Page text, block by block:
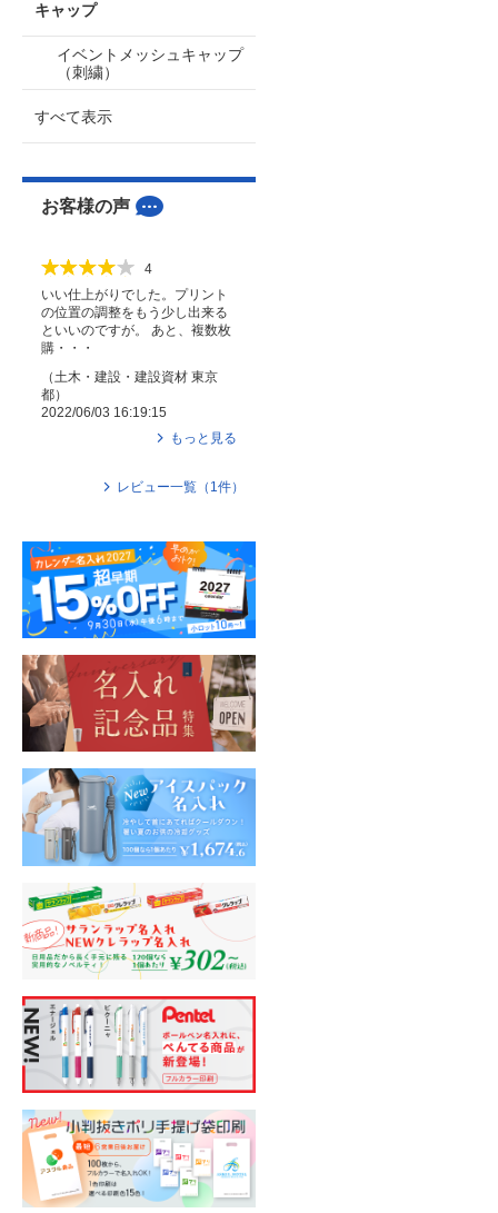
キャップ
イベントメッシュキャップ
（刺繍）
すべて表示
お客様の声
4
いい仕上がりでした。プリント
の位置の調整をもう少し出来る
といいのですが。 あと、複数枚
購・・・
（ 土木・建設・建設資材 東京
都）
2022/06/03 16:19:15
もっと見る
レビュー一覧（ 1 件）